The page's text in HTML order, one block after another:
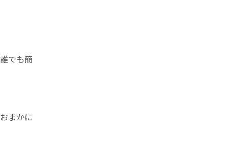
でも簡
まかに